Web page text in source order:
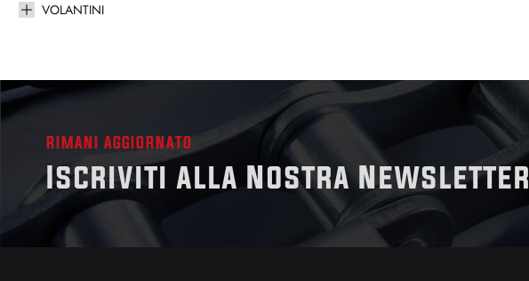
VOLANTINI
RIMANI AGGIORNATO
Iscriviti alla Nostra Newsletter